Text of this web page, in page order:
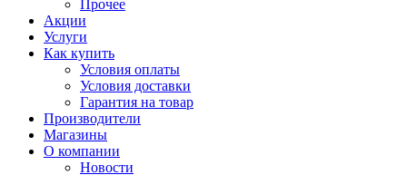
Прочее
Акции
Услуги
Как купить
Условия оплаты
Условия доставки
Гарантия на товар
Производители
Магазины
О компании
Новости